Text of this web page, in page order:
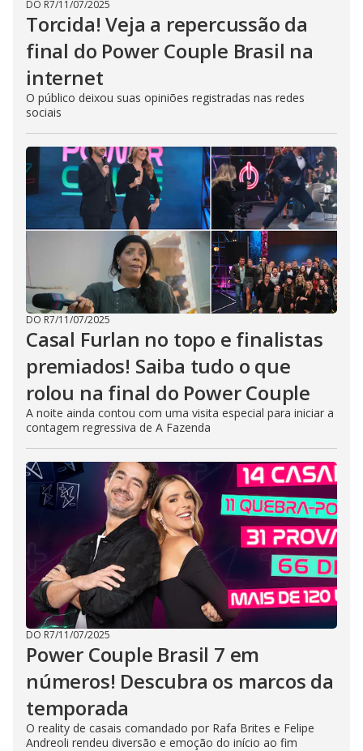
DO R7/11/07/2025
Torcida! Veja a repercussão da
final do Power Couple Brasil na
internet
O público deixou suas opiniões registradas nas redes
sociais
DO R7/11/07/2025
Casal Furlan no topo e finalistas
premiados! Saiba tudo o que
rolou na final do Power Couple
A noite ainda contou com uma visita especial para iniciar a
contagem regressiva de A Fazenda
DO R7/11/07/2025
Power Couple Brasil 7 em
números! Descubra os marcos da
temporada
O reality de casais comandado por Rafa Brites e Felipe
Andreoli rendeu diversão e emoção do início ao fim